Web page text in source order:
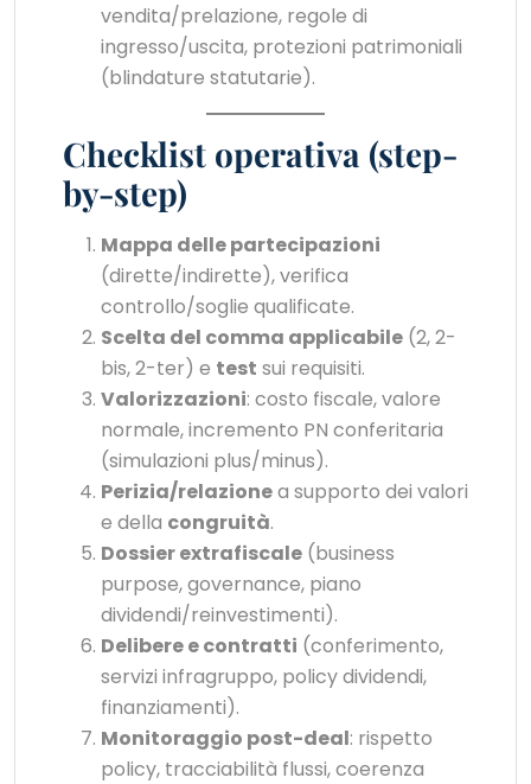
vendita/prelazione, regole di
ingresso/uscita, protezioni patrimoniali
(blindature statutarie).
Checklist operativa (step-
by-step)
Mappa delle partecipazioni
(dirette/indirette), verifica
controllo/soglie qualificate.
Scelta del comma applicabile (2, 2-
bis, 2-ter) e test sui requisiti.
Valorizzazioni: costo fiscale, valore
normale, incremento PN conferitaria
(simulazioni plus/minus).
Perizia/relazionea supporto dei valori
e della congruità.
Dossier extrafiscale (business
purpose, governance, piano
dividendi/reinvestimenti).
Delibere e contratti (conferimento,
servizi infragruppo, policy dividendi,
finanziamenti).
Monitoraggio post-deal: rispetto
policy, tracciabilità flussi, coerenza